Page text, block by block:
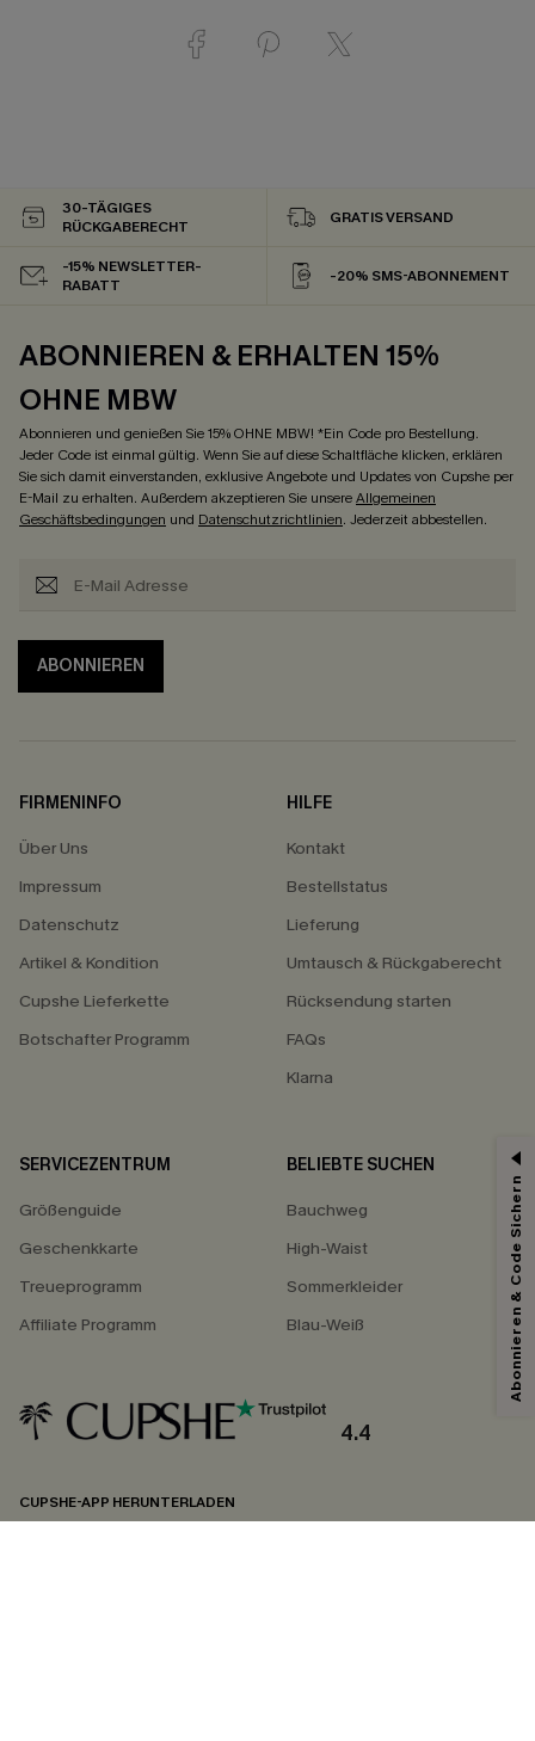
30-TÄGIGES
RÜCKGABERECHT
GRATIS VERSAND
-15% NEWSLETTER-
RABATT
-20% SMS-ABONNEMENT
ABONNIEREN & ERHALTEN 15%
OHNE MBW
Abonnieren und genießen Sie 15% OHNE MBW! *Ein Code pro Bestellung.
Jeder Code ist einmal gültig. Wenn Sie auf diese Schaltfläche klicken, erklären
Sie sich damit einverstanden, exklusive Angebote und Updates von Cupshe per
E-Mail zu erhalten. Außerdem akzeptieren Sie unsereAllgemeinen
Geschäftsbedingungen und Datenschutzrichtlinien. Jederzeit abbestellen.
ABONNIEREN
FIRMENINFO
Über Uns
Impressum
Datenschutz
Artikel & Kondition
Cupshe Lieferkette
Botschafter Programm
HILFE
Kontakt
Bestellstatus
Lieferung
Umtausch & Rückgaberecht
Rücksendung starten
FAQs
Klarna
SERVICEZENTRUM
Größenguide
Geschenkkarte
Treueprogramm
Affiliate Programm
BELIEBTE SUCHEN
Bauchweg
High-Waist
Sommerkleider
Blau-Weiß
4.4
CUPSHE-APP HERUNTERLADEN
Abonnieren & Code Sichern